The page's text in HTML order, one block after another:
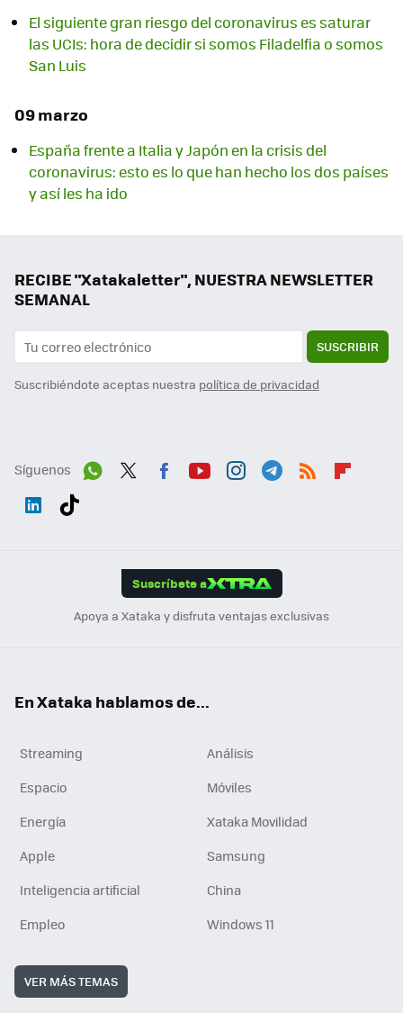
El siguiente gran riesgo del coronavirus es saturar
las UCIs: hora de decidir si somos Filadelfia o somos
San Luis
09 marzo
España frente a Italia y Japón en la crisis del
coronavirus: esto es lo que han hecho los dos países
y así les ha ido
RECIBE "Xatakaletter", NUESTRA NEWSLETTER
SEMANAL
SUSCRIBIR
Suscribiéndote aceptas nuestra política de privacidad
Síguenos
Suscríbete a
Apoya a Xataka y disfruta ventajas exclusivas
En Xataka hablamos de...
Streaming
Análisis
Espacio
Móviles
Energía
Xataka Movilidad
Apple
Samsung
Inteligencia artificial
China
Empleo
Windows 11
VER MÁS TEMAS